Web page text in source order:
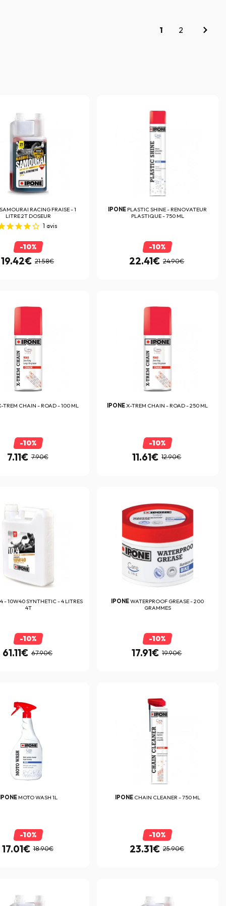
1 2
SAMOURAI RACING FRAISE - 1
LITRE 2T DOSEUR
1 avis
-10%
19.42€ 21.58€
IPONE PLASTIC SHINE - RENOVATEUR
PLASTIQUE - 750 ML
-10%
22.41€ 24.90€
TREM CHAIN - ROAD - 100 ML
-10%
7.11€ 7.90€
IPONEX-TREM CHAIN - ROAD - 250 ML
-10%
11.61€ 12.90€
- 10W40 SYNTHETIC - 4 LITRES
4T
-10%
61.11€ 67.90€
IPONEWATERPROOF GREASE - 200
GRAMMES
-10%
17.91€ 19.90€
MOTO WASH 1L
-10%
17.01€ 18.90€
IPONE CHAIN CLEANER - 750 ML
-10%
23.31€ 25.90€